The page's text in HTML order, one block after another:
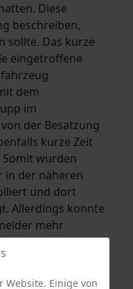
Diese
beschreiben,
sollte. Das kurze
eingetroffene
dem
im
der Besatzung
kurze Zeit
wurden
in der näheren
und dort
Allerdings konnte
mehr
der Einsatz nach
Website. Einige von